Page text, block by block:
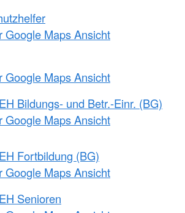
Google Maps Ansicht
Google Maps Ansicht
Bildungs- und Betr.-Einr. (BG)
Google Maps Ansicht
Fortbildung (BG)
Google Maps Ansicht
Senioren